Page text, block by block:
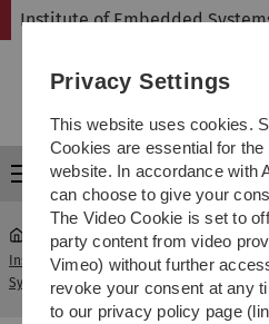
Institute of Embedded
Menu
Institute of Embedded
Systems/Real-Time Systems
...
Privacy Settings
This website uses cookies.
Cookies are essential for
website. In accordance with
can choose to give your
The Video Cookie is set to
party content from video
Vimeo) without further
revoke your consent at any
to our privacy policy page